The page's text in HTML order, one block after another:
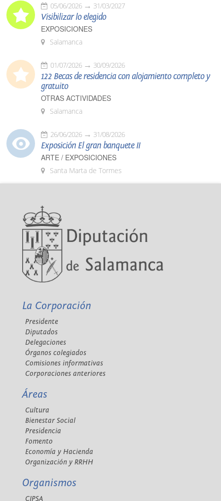
05/06/2026 31/03/2027
Visibilizar lo elegido
EXPOSICIONES
Salamanca
01/07/2026 30/09/2026
122 Becas de residencia con alojamiento completo y
gratuito
OTRAS ACTIVIDADES
Salamanca
26/06/2026 31/08/2026
Exposición El gran banquete II
ARTE / EXPOSICIONES
Santa Marta de Tormes
La Corporación
Presidente
Diputados
Delegaciones
Órganos colegiados
Comisiones informativas
Corporaciones anteriores
Áreas
Cultura
Bienestar Social
Presidencia
Fomento
Economía y Hacienda
Organización y RRHH
Organismos
CIPSA